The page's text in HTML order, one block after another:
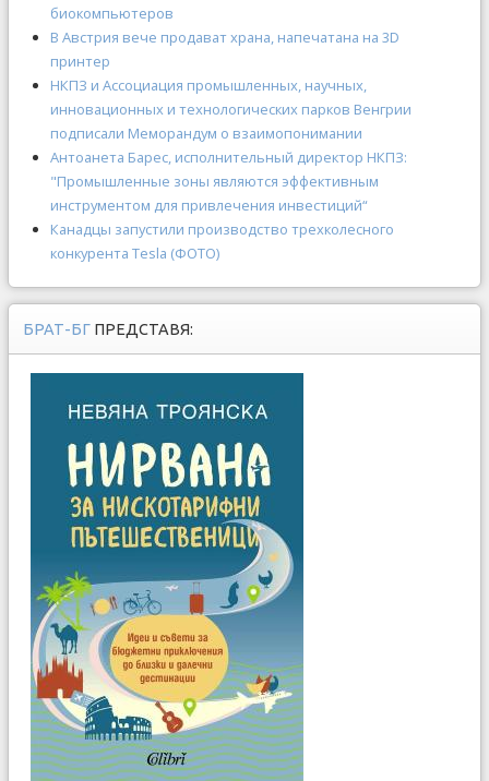
биокомпьютеров
В Австрия вече продават храна, напечатана на 3D
принтер
НКПЗ и Ассоциация промышленных, научных,
инновационных и технологических парков Венгрии
подписали Меморандум о взаимопонимании
Антоанета Барес, исполнительный директор НКПЗ:
"Промышленные зоны являются эффективным
инструментом для привлечения инвестиций“
Канадцы запустили производство трехколесного
конкурента Tesla (ФОТО)
БРАТ-БГ ПРЕДСТАВЯ: